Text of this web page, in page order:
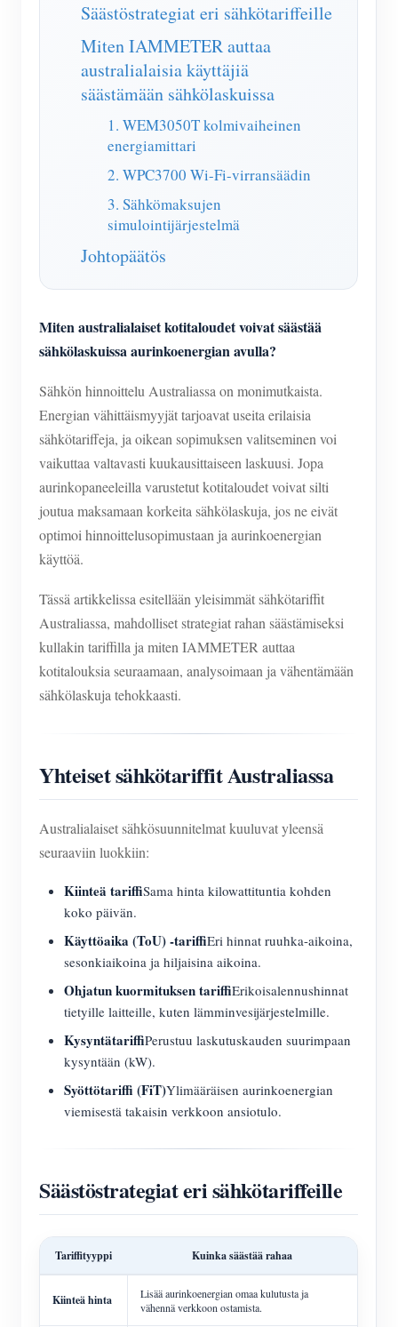
IAMMETER Simulaattori
Virtuaalinen mittari
Energian ennuste- ja simulointijärjestelmä
Aurinkosähköjärjestelmän energianäyttö
Sähkönkulutuksen valvonta
PV-lämmittimen ohjausjärjestelmä
Kodin automatisointi
Store
Resurssit
Tuotteen pika-aloitus
Asiakirja
Opetusvideo
FAQ
Uutiset
Blogit
Yhteisö
Kehittäjä
Tutkia
Palkinto-ohjelma
Meistä
Säästöstrategiat eri sähkötariffeille
Miten IAMMETER auttaa
australialaisia käyttäjiä
säästämään sähkölaskuissa
1. WEM3050T kolmivaiheinen
energiamittari
2. WPC3700 Wi-Fi-virransäädin
3. Sähkömaksujen
simulointijärjestelmä
Johtopäätös
Miten australialaiset kotitaloudet voivat säästää
sähkölaskuissa aurinkoenergian avulla?
Sähkön hinnoittelu Australiassa on monimutkaista.
Energian vähittäismyyjät tarjoavat useita erilaisia
sähkötariffeja, ja oikean sopimuksen valitseminen voi
vaikuttaa valtavasti kuukausittaiseen laskuusi. Jopa
aurinkopaneeleilla varustetut kotitaloudet voivat silti
joutua maksamaan korkeita sähkölaskuja, jos ne eivät
optimoi hinnoittelusopimustaan ja aurinkoenergian
käyttöä.
Tässä artikkelissa esitellään yleisimmät sähkötariffit
Australiassa, mahdolliset strategiat rahan säästämiseksi
kullakin tariffilla ja miten IAMMETER auttaa
kotitalouksia seuraamaan, analysoimaan ja vähentämään
sähkölaskuja tehokkaasti.
Yhteiset sähkötariffit Australiassa
Australialaiset sähkösuunnitelmat kuuluvat yleensä
seuraaviin luokkiin:
Kiinteä tariffiSama hinta kilowattituntia kohden
koko päivän.
Käyttöaika (ToU) -tariffiEri hinnat ruuhka-aikoina,
sesonkiaikoina ja hiljaisina aikoina.
Ohjatun kuormituksen tariffiErikoisalennushinnat
tietyille laitteille, kuten lämminvesijärjestelmille.
KysyntätariffiPerustuu laskutuskauden suurimpaan
kysyntään (kW).
Syöttötariffi (FiT)Ylimääräisen aurinkoenergian
viemisestä takaisin verkkoon ansiotulo.
Säästöstrategiat eri sähkötariffeille
Tariffityyppi Kuinka säästää rahaa
Kiinteä hinta
Lisää aurinkoenergian omaa kulutusta ja
vähennä verkkoon ostamista.